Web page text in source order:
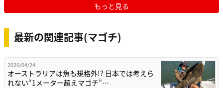
もっと見る
最新の関連記事(マゴチ)
2026/04/24
オーストラリアは魚も規格外!? 日本では考えら
れない“1メーター超えマゴチ”…